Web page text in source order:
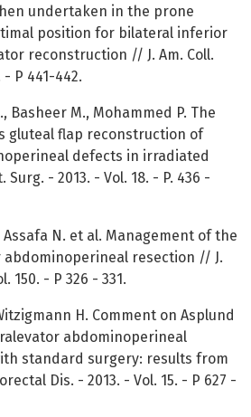
undertaken in the prone
position for bilateral inferior
reconstruction // J. Am. Coll.
- P 441-442.
Basheer M., Mohammed P. The
gluteal flap reconstruction of
defects in irradiated
- 2013. - Vol. 18. - P. 436 -
Assafa N. et al. Management of the
resection // J.
150. - P 326 - 331.
H. Comment on Asplund
abdominoperineal
standard surgery: results from
Dis. - 2013. - Vol. 15. - P 627 -